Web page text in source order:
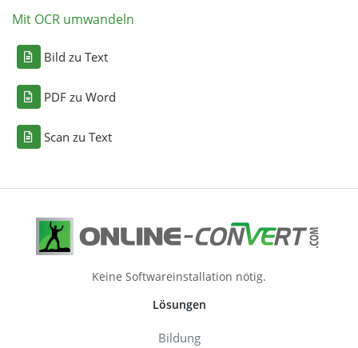
Mit OCR umwandeln
Bild zu Text
PDF zu Word
Scan zu Text
Keine Softwareinstallation nötig.
Lösungen
Bildung